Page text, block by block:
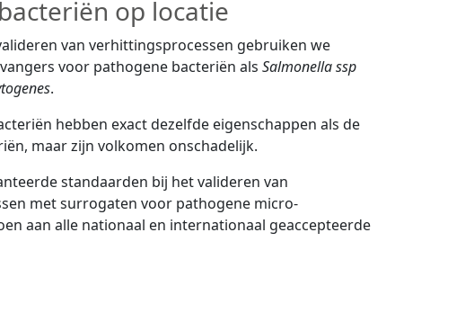
op locatie
van verhittingsprocessen gebruiken we
voor pathogene bacteriën als Salmonella ssp
.
hebben exact dezelfde eigenschappen als de
maar zijn volkomen onschadelijk.
standaarden bij het valideren van
met surrogaten voor pathogene micro-
aan alle nationaal en internationaal geaccepteerde